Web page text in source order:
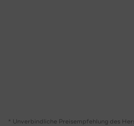
* Unverbindliche Preisempfehlung des